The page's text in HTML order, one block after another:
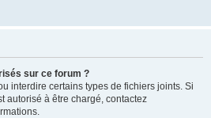
sur ce forum ?
interdire certains types de fichiers joints. Si
autorisé à être chargé, contactez